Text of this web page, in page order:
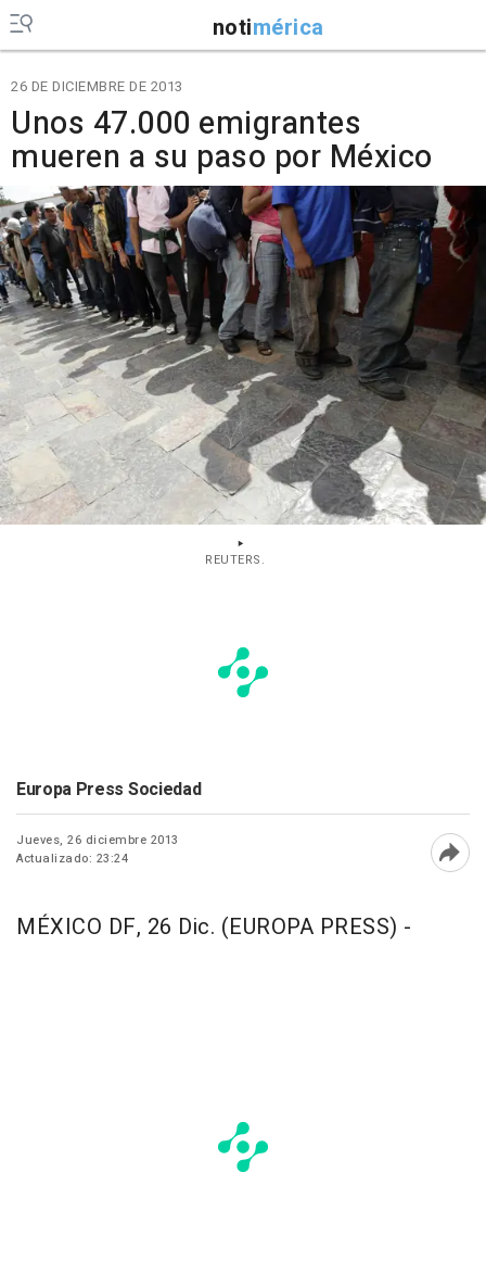
notimérica
26 DE DICIEMBRE DE 2013
Unos 47.000 emigrantes
mueren a su paso por México
REUTERS.
Europa Press Sociedad
Jueves, 26 diciembre 2013
Actualizado: 23:24
MÉXICO DF, 26 Dic. (EUROPA PRESS) -